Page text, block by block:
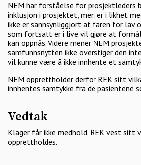
NEM har forståelse for prosjektleders
inklusjon i prosjektet, men er i likhet
ikke er sannsynliggjort at faren for lav
som fortsatt er i live vil gjøre at
kan oppnås. Videre mener NEM
samfunnsnytten ikke overstiger den
vil kunne være å ikke innhente et
NEM opprettholder derfor REK sitt
innhentes samtykke fra de pasientene
Vedtak
Klager får ikke medhold. REK vest sitt
opprettholdes.